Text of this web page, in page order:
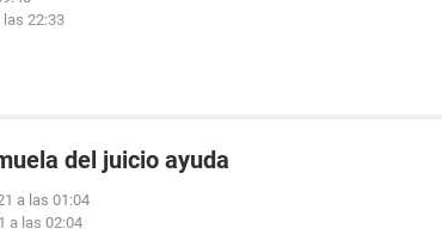
las 22:33
del juicio ayuda
a las 01:04
a las 02:04